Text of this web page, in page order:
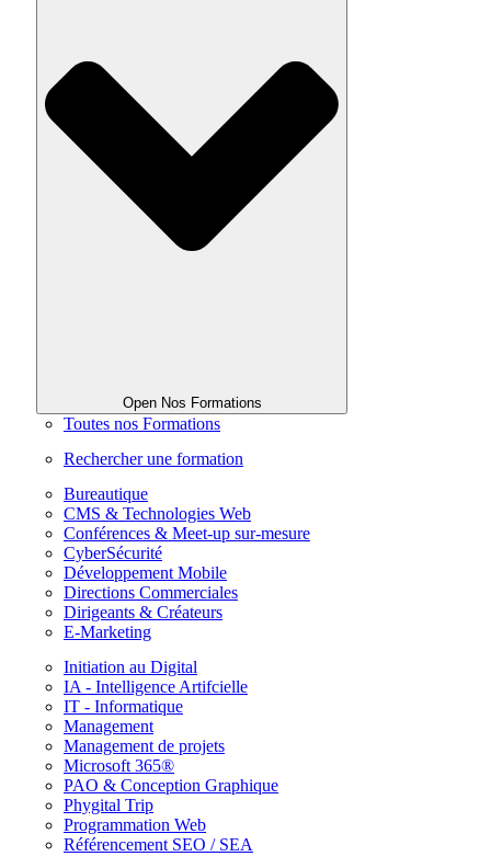
Open Nos Formations
Toutes nos Formations
Rechercher une formation
Bureautique
CMS & Technologies Web
Conférences & Meet-up sur-mesure
CyberSécurité
Développement Mobile
Directions Commerciales
Dirigeants & Créateurs
E-Marketing
Initiation au Digital
IA - Intelligence Artifcielle
IT - Informatique
Management
Management de projets
Microsoft 365®
PAO & Conception Graphique
Phygital Trip
Programmation Web
Référencement SEO / SEA